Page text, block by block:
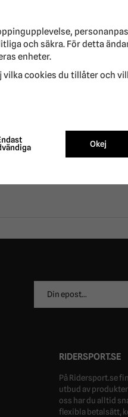
postadress
RIDERSPORT.SE
På Ridersport.se
utbud av
oss har du alltid
flexibla betalsätt,
och säkra. För detta
enheter.
cookies du tillåter och
Okej